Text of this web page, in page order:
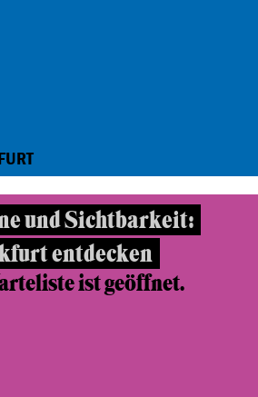
und Sichtbarkeit:
entdecken
ist geöffnet.